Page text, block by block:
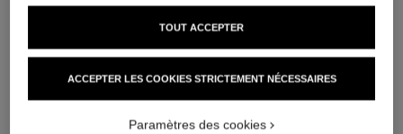
ACCEPTER LES COOKIES STRICTEMENT NÉCESSAIRES
TOUT ACCEPTER
Paramètres des cookies